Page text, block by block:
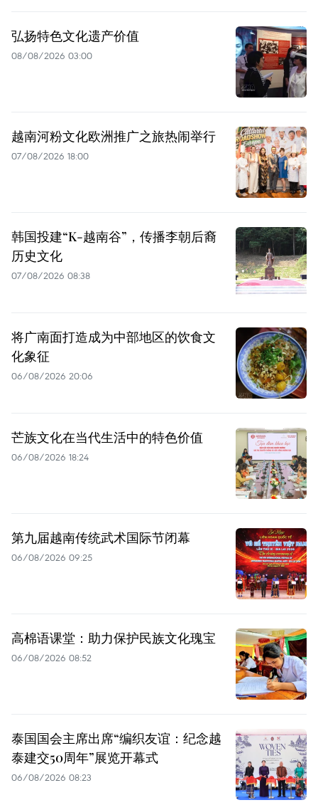
弘扬特色文化遗产价值
08/08/2026 03:00
越南河粉文化欧洲推广之旅热闹举行
07/08/2026 18:00
韩国投建“K-越南谷”，传播李朝后裔
历史文化
07/08/2026 08:38
将广南面打造成为中部地区的饮食文
化象征
06/08/2026 20:06
芒族文化在当代生活中的特色价值
06/08/2026 18:24
第九届越南传统武术国际节闭幕
06/08/2026 09:25
高棉语课堂：助力保护民族文化瑰宝
06/08/2026 08:52
泰国国会主席出席“编织友谊：纪念越
泰建交50周年”展览开幕式
06/08/2026 08:23